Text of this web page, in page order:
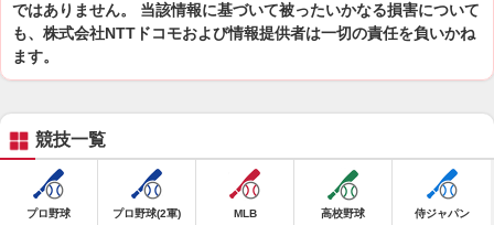
ではありません。 当該情報に基づいて被ったいかなる損害について
も、株式会社NTTドコモおよび情報提供者は一切の責任を負いかね
ます。
競技一覧
プロ野球 プロ野球(2軍) MLB 高校野球 侍ジャパン